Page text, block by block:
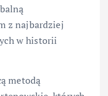
z najbardziej
w historii
metodą